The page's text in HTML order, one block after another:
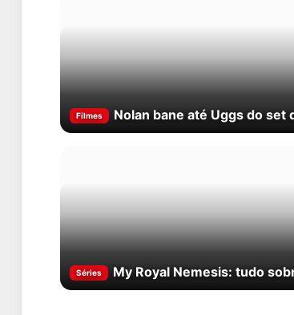
Filmes Nolan bane até Uggs do set
Séries My Royal Nemesis: tudo